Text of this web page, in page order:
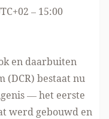
– 15:00
en daarbuiten
(DCR) bestaat nu
— het eerste
werd gebouwd en